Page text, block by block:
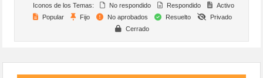
Iconos de los Temas: No respondido Respondido
Activo
Popular
Fijo No aprobados Resuelto
Privado
Cerrado